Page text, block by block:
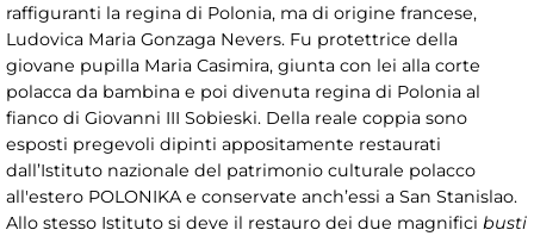
raffiguranti la regina di Polonia, ma di origine francese,
Ludovica Maria Gonzaga Nevers. Fu protettrice della
giovane pupilla Maria Casimira, giunta con lei alla corte
polacca da bambina e poi divenuta regina di Polonia al
fianco di Giovanni III Sobieski. Della reale coppia sono
esposti pregevoli dipinti appositamente restaurati
dall’Istituto nazionale del patrimonio culturale polacco
all'estero POLONIKA e conservate anch’essi a San Stanislao.
Allo stesso Istituto si deve il restauro dei due magnifici busti